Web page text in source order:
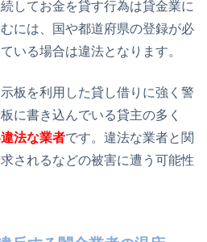
してお金を貸す行為は貸金業に
には、国や都道府県の登録が必
いる場合は違法となります。
板を利用した貸し借りに強く警
に書き込んでいる貸主の多く
法な業者です。違法な業者と関
されるなどの被害に遭う可能性